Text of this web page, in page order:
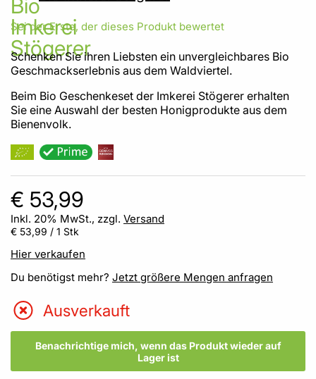
Sei der Erste, der dieses Produkt bewertet
Schenken Sie ihren Liebsten ein unvergleichbares Bio
Geschmackserlebnis aus dem Waldviertel.
Beim Bio Geschenkeset der Imkerei Stögerer erhalten
Sie eine Auswahl der besten Honigprodukte aus dem
Bienenvolk.
€ 53,99
Inkl. 20% MwSt., zzgl. Versand
€ 53,99 / 1 Stk
Hier verkaufen
Du benötigst mehr? Jetzt größere Mengen anfragen
Ausverkauft
Benachrichtige mich, wenn das Produkt wieder auf
Lager ist